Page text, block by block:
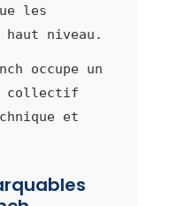
les
niveau.
occupe un
collectif
et